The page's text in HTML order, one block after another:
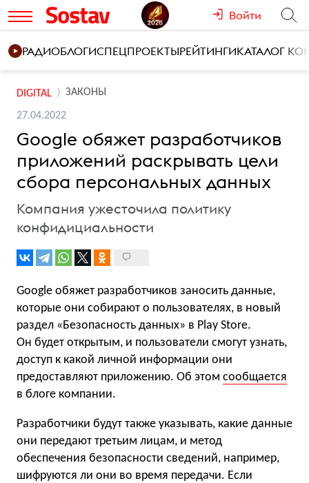
Войти
РАДИОБЛОГИСПЕЦПРОЕКТЫРЕЙТИНГИКАТАЛОГ
DIGITAL ЗАКОНЫ
27.04.2022
Google обяжет разработчиков
приложений раскрывать цели
сбора персональных данных
Компания ужесточила политику
конфидициальности
Google обяжет разработчиков заносить данные,
которые они собирают о пользователях, в новый
раздел «Безопасность данных» в Play Store.
Он будет открытым, и пользователи смогут узнать,
доступ к какой личной информации они
предоставляют приложению. Об этом сообщается
в блоге компании.
Разработчики будут также указывать, какие данные
они передают третьим лицам, и метод
обеспечения безопасности сведений, например,
шифруются ли они во время передачи. Если